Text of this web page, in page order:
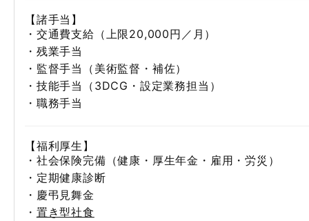
【諸手当】
・交通費支給（上限20,000円／月）
・残業手当
・監督手当（美術監督・補佐）
・技能手当（3DCG・設定業務担当）
・職務手当
【福利厚生】
・社会保険完備（健康・厚生年金・雇用・労災）
・定期健康診断
・慶弔見舞金
・ 置き型社食